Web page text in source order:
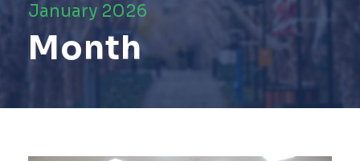
January 2026
Month